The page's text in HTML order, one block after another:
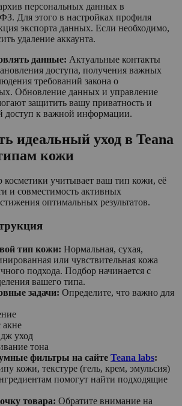
персональных данных в
Для этого в настройках профиля
экспорта данных. Если необходимо,
удаление аккаунта.
данные: Актуальные контакты
доступа, получения важных
требований закона о
Обновление данных и управление
защитить вашу приватность и
доступ к важной информации.
идеальный уход в Teana
кожи
учитывает ваш тип кожи, её
и совместимость активных
оптимальных результатов.
тип кожи: Нормальная, сухая,
или чувствительная кожа
подхода. Подбор начинается с
вашего типа.
задачи: Определите, что важно для
акне
уход
тона
фильтры на сайте Teana labs:
кожи, текстуре (гель, крем, эмульсия)
помогут найти подходящие
товара: Обратите внимание на